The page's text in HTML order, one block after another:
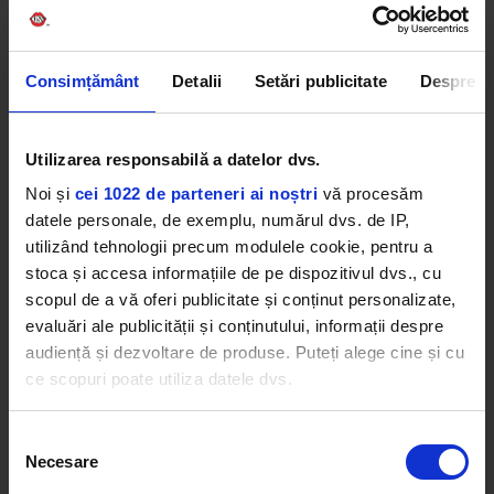
Consimțământ Detalii Setări publicitate Despre
Utilizarea responsabilă a datelor dvs.
Noi și cei 1022 de parteneri ai noștri vă procesăm
datele personale, de exemplu, numărul dvs. de IP,
utilizând tehnologii precum modulele cookie, pentru a
stoca și accesa informațiile de pe dispozitivul dvs., cu
scopul de a vă oferi publicitate și conținut personalizate,
evaluări ale publicității și conținutului, informații despre
audiență și dezvoltare de produse. Puteți alege cine și cu
ce scopuri poate utiliza datele dvs.
Să colectăm informațiile cu privire la locația dvs.
consimțământului
Necesare
Vedeta nu s-a abținut și a dat o explicație pentru
dintre fotografii au fost făcute cu un iPhone, așa
că au ieșit neclare. Așa că am folosit app-ul Remini
pentru a le face mai clare, dar uneori AI-urile
distorsionează imaginile. Nici măcar nu am vrut să
dau acest răspuns, dar unele dintre teoriile
conspirației expuse de voi sunt pur și simplu
ridicole.”
PARIS HILTON BRITNEY SPEARS